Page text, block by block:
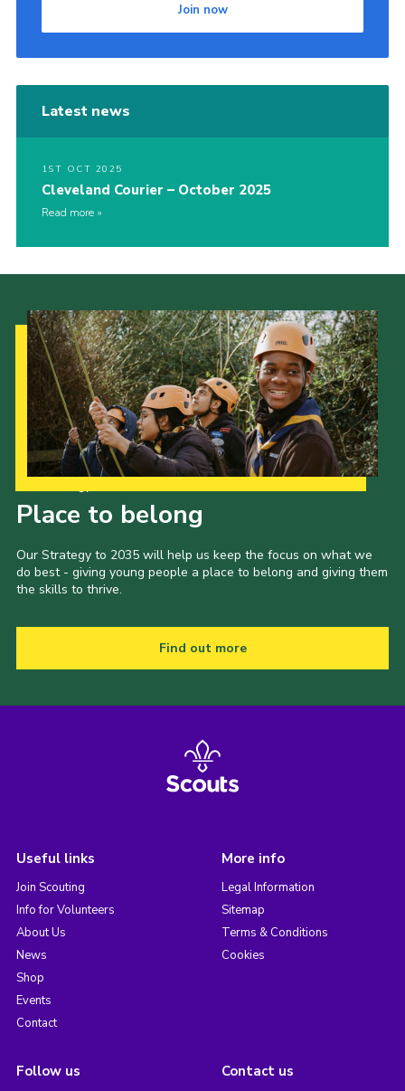
Join now
Latest news
1ST OCT 2025
Cleveland Courier – October 2025
Read more
Place to belong
Our Strategy to 2035 will help us keep the focus on what we
do best - giving young people a place to belong and giving them
the skills to thrive.
Find out more
Useful links
Join Scouting
Info for Volunteers
About Us
News
Shop
Events
Contact
More info
Legal Information
Sitemap
Terms & Conditions
Cookies
Follow us Contact us